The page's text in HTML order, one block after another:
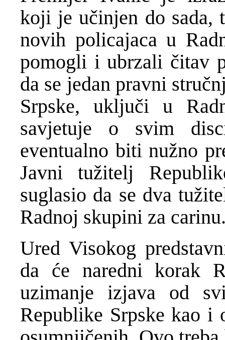
koji je učinjen do sada,
novih policajaca u
pomogli i ubrzali čitav
da se jedan pravni
Srpske, uključi u
savjetuje o svim
eventualno biti nužno
Javni tužitelj
suglasio da se dva
Radnoj skupini za
Ured Visokog
da će naredni korak
uzimanje izjava od
Republike Srpske kao i